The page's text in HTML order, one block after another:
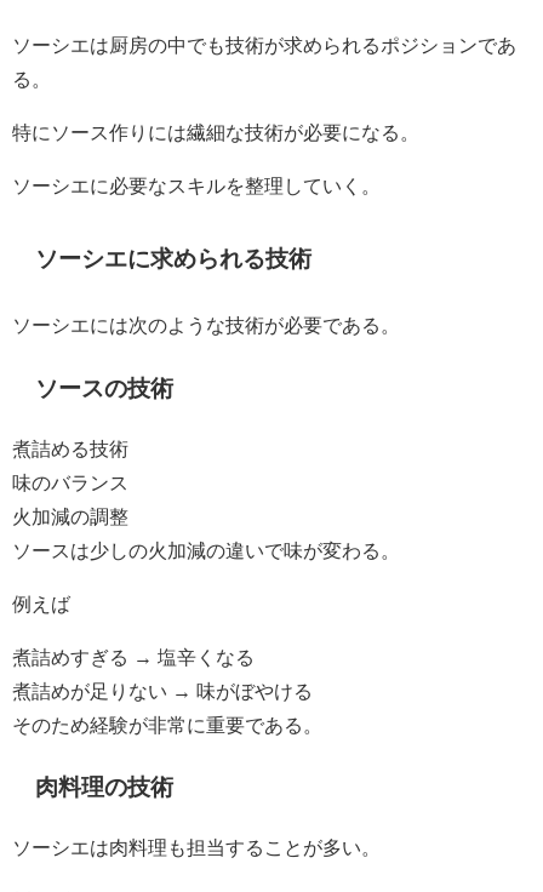
ソーシエは厨房の中でも技術が求められるポジションであ
る。
特にソース作りには繊細な技術が必要になる。
ソーシエに必要なスキルを整理していく。
ソーシエに求められる技術
ソーシエには次のような技術が必要である。
ソースの技術
煮詰める技術
味のバランス
火加減の調整
ソースは少しの火加減の違いで味が変わる。
例えば
煮詰めすぎる → 塩辛くなる
煮詰めが足りない → 味がぼやける
そのため経験が非常に重要である。
肉料理の技術
ソーシエは肉料理も担当することが多い。